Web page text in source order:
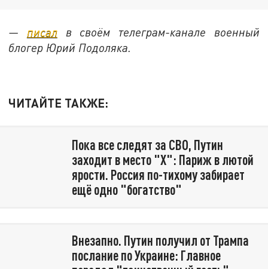
— писалв своём телеграм-канале военный
блогер Юрий Подоляка.
ЧИТАЙТЕ ТАКЖЕ:
Пока все следят за СВО, Путин
заходит в место "X": Париж в лютой
ярости. Россия по-тихому забирает
ещё одно "богатство"
Внезапно. Путин получил от Трампа
послание по Украине: Главное